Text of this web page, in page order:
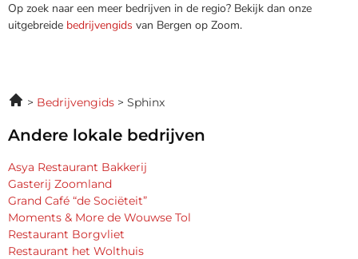
Op zoek naar een meer bedrijven in de regio? Bekijk dan onze
uitgebreide bedrijvengids van Bergen op Zoom.
Bedrijvengids Sphinx
Andere lokale bedrijven
Asya Restaurant Bakkerij
Gasterij Zoomland
Grand Café “de Sociëteit”
Moments & More de Wouwse Tol
Restaurant Borgvliet
Restaurant het Wolthuis